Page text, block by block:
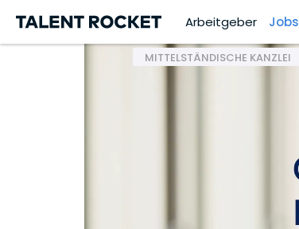
Arbeitgeber Jobs
MITTELSTÄNDISCHE KANZLEI